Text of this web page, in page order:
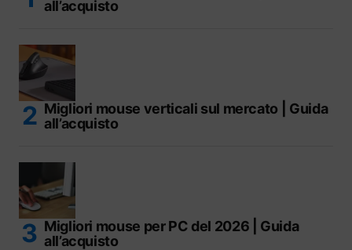
all’acquisto
Migliori mouse verticali sul mercato | Guida
all’acquisto
Migliori mouse per PC del 2026 | Guida
all’acquisto